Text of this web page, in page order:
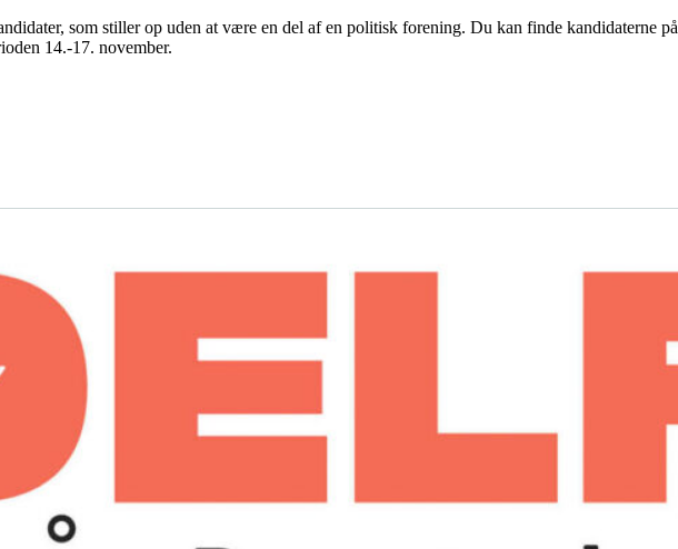
som stiller op uden at være en del af en politisk forening. Du kan finde kandidaterne på
14.-17. november.